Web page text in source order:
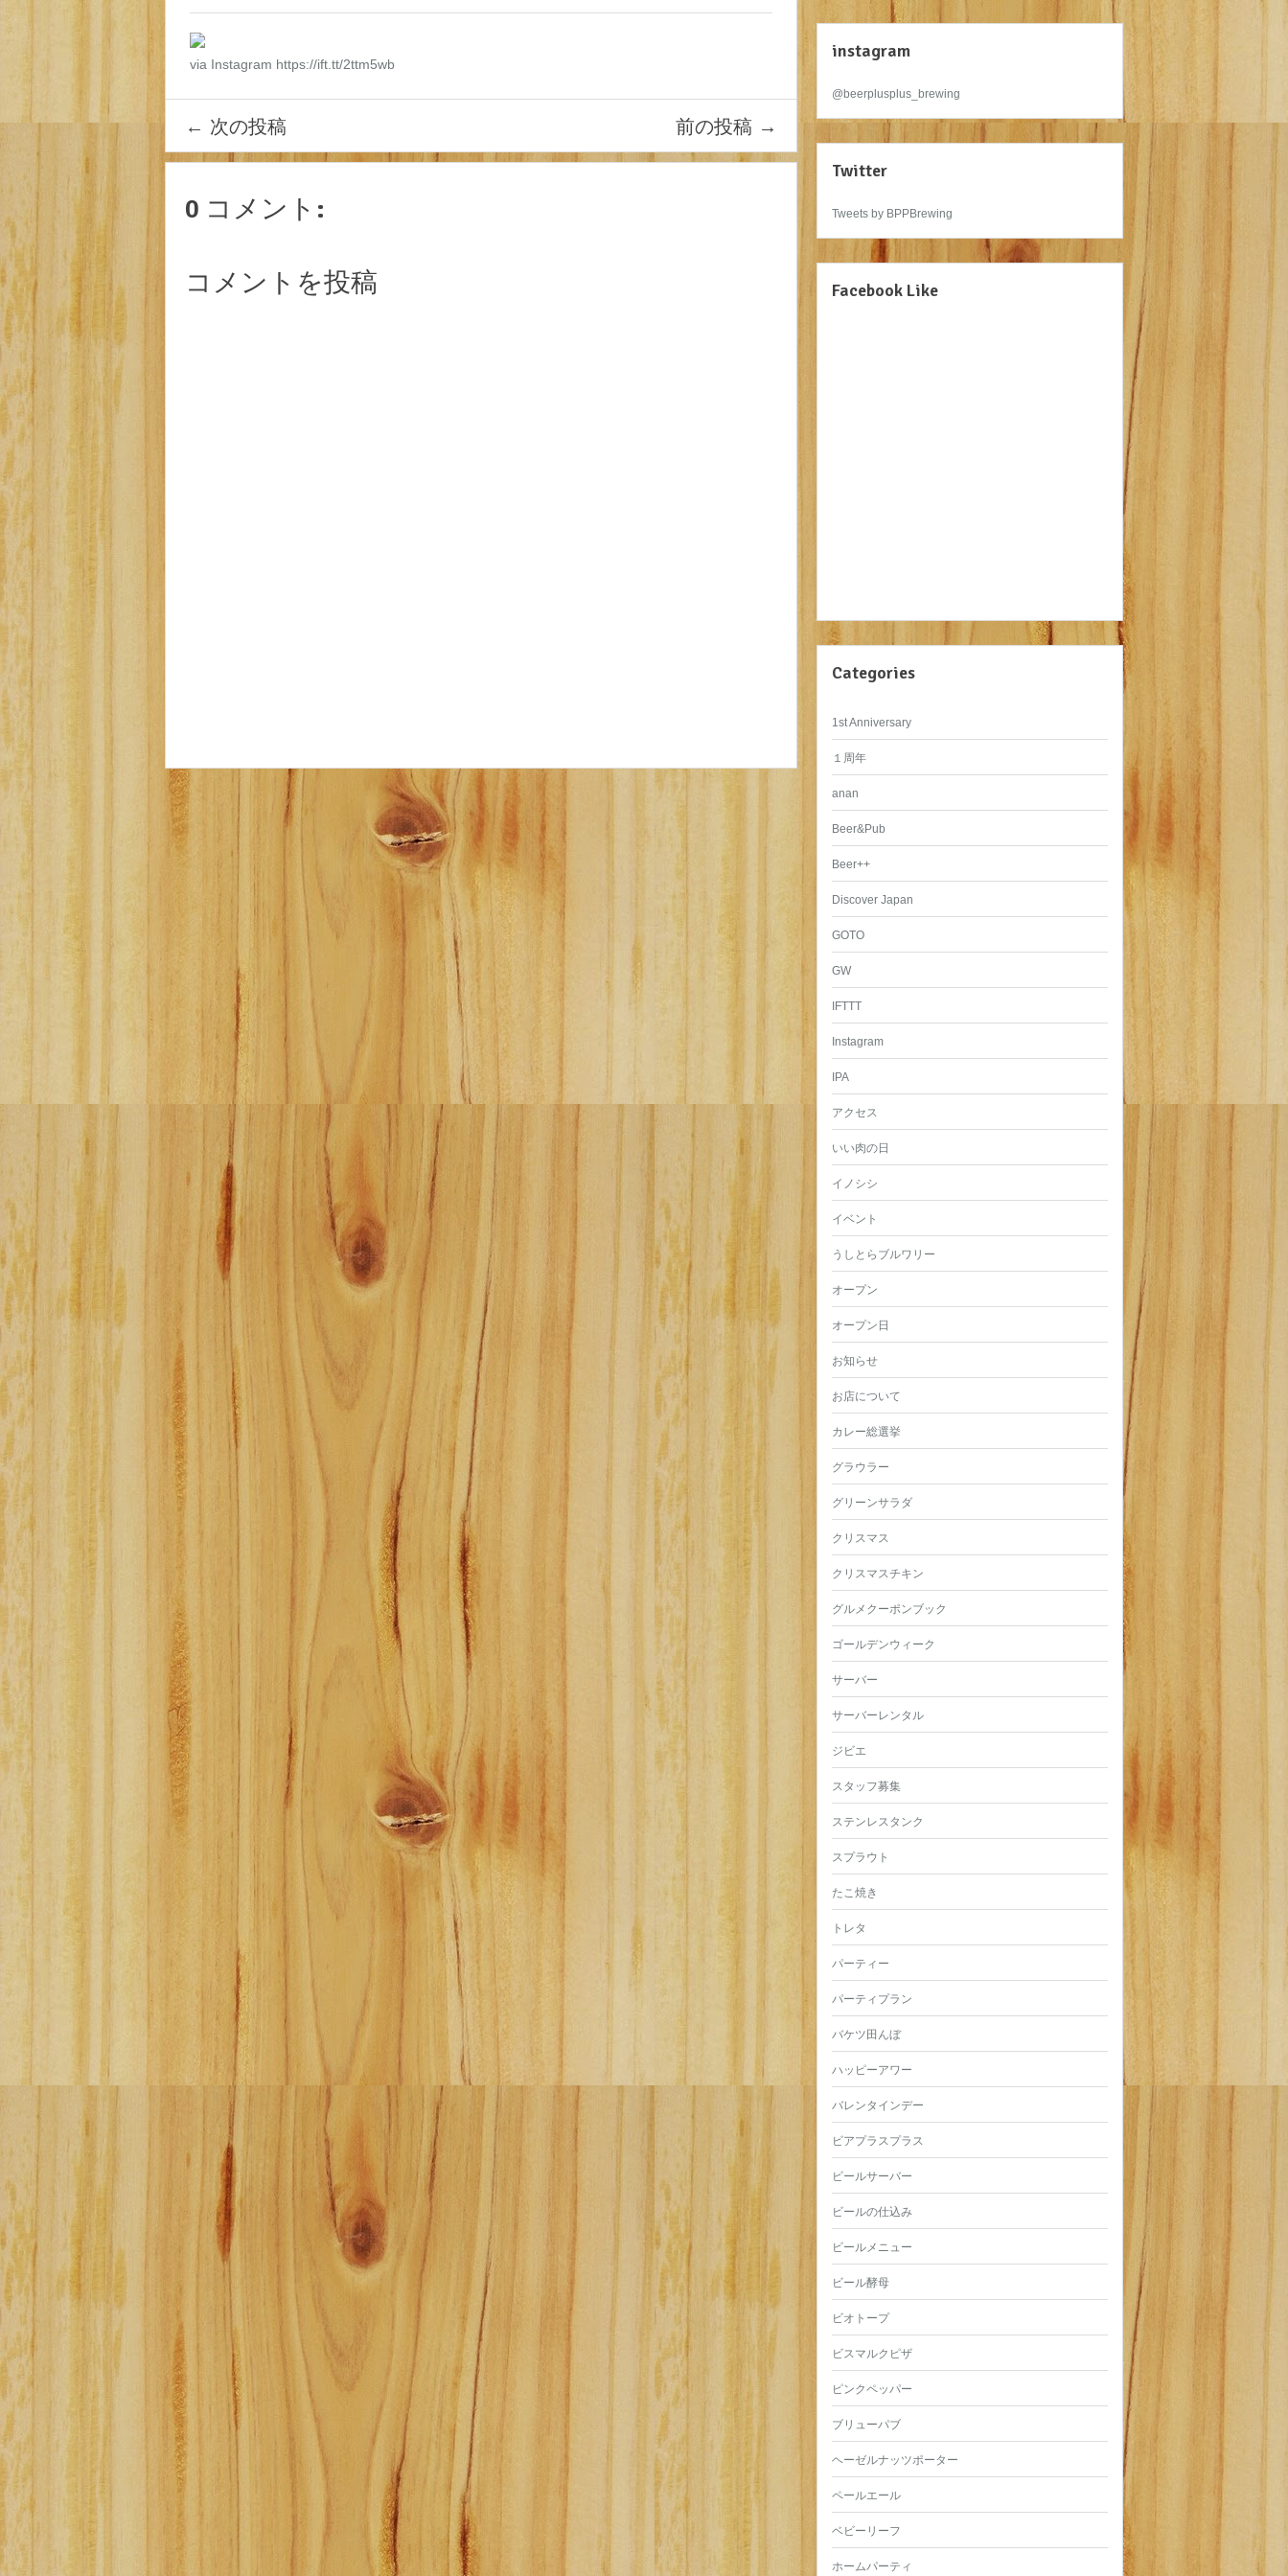
via Instagram https://ift.tt/2ttm5wb
← 次の投稿 前の投稿 →
0 コメント:
コメントを投稿
instagram
@beerplusplus_brewing
Twitter
Tweets by BPPBrewing
Facebook Like
Categories
1st Anniversary
１周年
anan
Beer&Pub
Beer++
Discover Japan
GOTO
GW
IFTTT
Instagram
IPA
アクセス
いい肉の日
イノシシ
イベント
うしとらブルワリー
オープン
オープン日
お知らせ
お店について
カレー総選挙
グラウラー
グリーンサラダ
クリスマス
クリスマスチキン
グルメクーポンブック
ゴールデンウィーク
サーバー
サーバーレンタル
ジビエ
スタッフ募集
ステンレスタンク
スプラウト
たこ焼き
トレタ
パーティー
パーティプラン
バケツ田んぼ
ハッピーアワー
バレンタインデー
ビアプラスプラス
ビールサーバー
ビールの仕込み
ビールメニュー
ビール酵母
ビオトープ
ビスマルクピザ
ピンクペッパー
ブリューパブ
ヘーゼルナッツポーター
ペールエール
ベビーリーフ
ホームパーティ